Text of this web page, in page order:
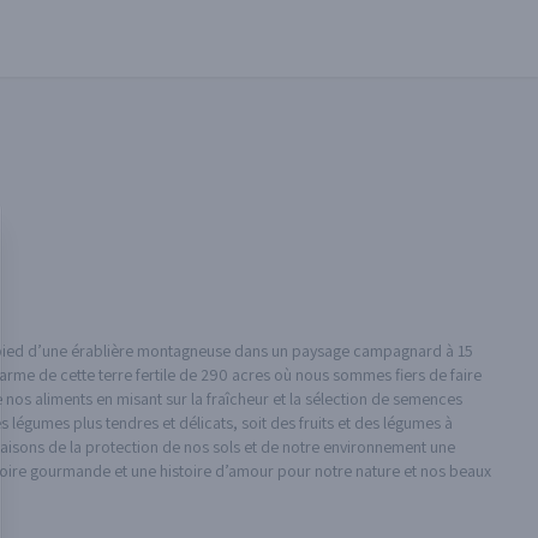
d’une érablière montagneuse dans un paysage campagnard à 15
de cette terre fertile de 290 acres où nous sommes fiers de faire
aliments en misant sur la fraîcheur et la sélection de semences
plus tendres et délicats, soit des fruits et des légumes à
de la protection de nos sols et de notre environnement une
gourmande et une histoire d’amour pour notre nature et nos beaux